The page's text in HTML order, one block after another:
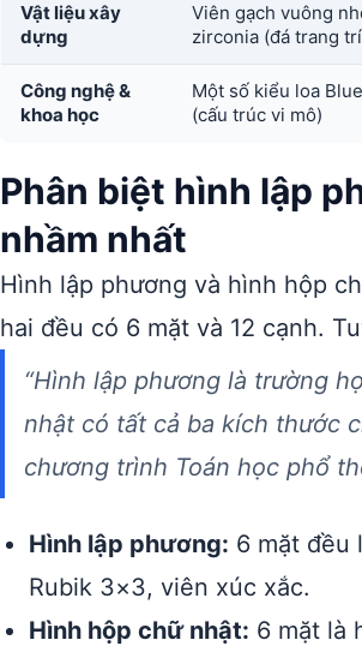
Vật liệu xây
dựng
Viên gạch vuông
zirconia (đá trang
Công nghệ &
khoa học
Một số kiểu loa
(cấu trúc vi mô)
Phân biệt hình lập
nhầm nhất
Hình lập phương và hình hộp
hai đều có 6 mặt và 12 cạnh.
“Hình lập phương là trường
nhật có tất cả ba kích thước
chương trình Toán học phổ
Hình lập phương: 6 mặt đều
Rubik 3×3, viên xúc xắc.
Hình hộp chữ nhật: 6 mặt là